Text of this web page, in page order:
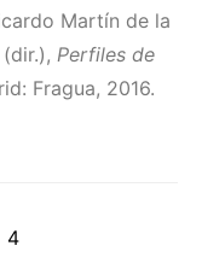
Martín de la
Perfiles de
Fragua, 2016.
4